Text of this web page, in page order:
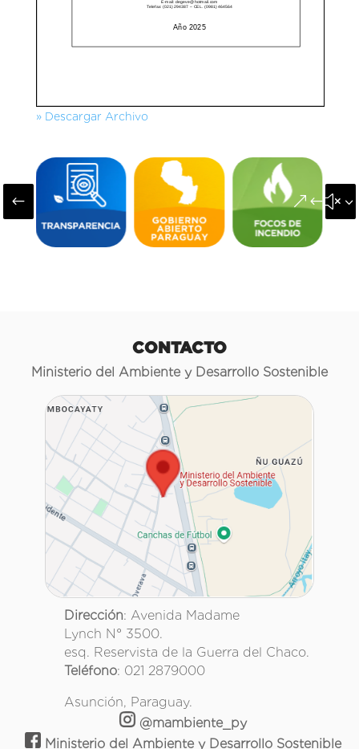
» Descargar Archivo
#
CONTACTO
Ministerio del Ambiente y Desarrollo Sostenible
Dirección: Avenida Madame
Lynch N° 3500.
esq. Reservista de la Guerra del Chaco.
Teléfono: 021 2879000
Asunción, Paraguay.
@mambiente_py
Ministerio del Ambiente y Desarrollo Sostenible